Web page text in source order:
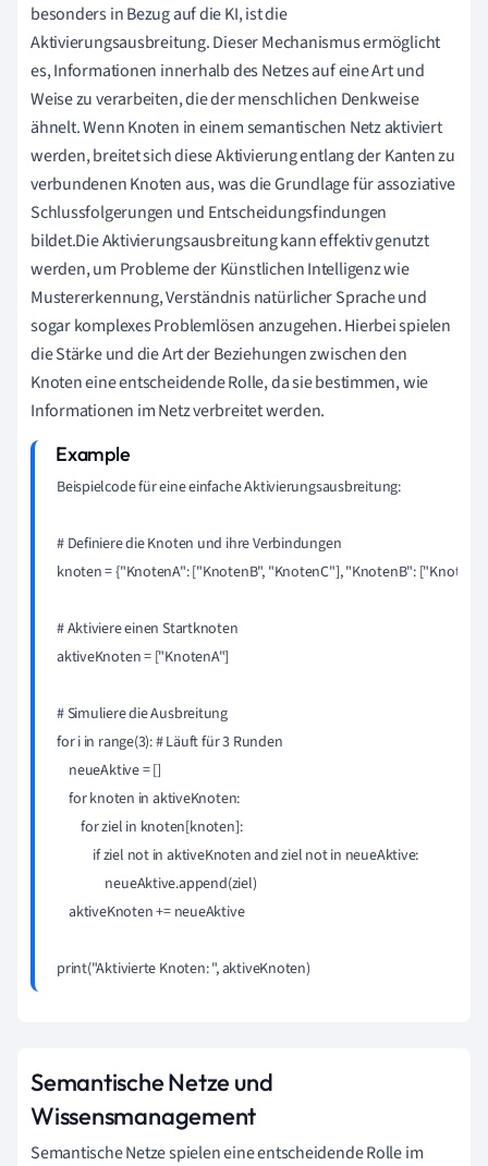
besonders in Bezug auf die KI, ist die
Aktivierungsausbreitung. Dieser Mechanismus ermöglicht
es, Informationen innerhalb des Netzes auf eine Art und
Weise zu verarbeiten, die der menschlichen Denkweise
ähnelt. Wenn Knoten in einem semantischen Netz aktiviert
werden, breitet sich diese Aktivierung entlang der Kanten zu
verbundenen Knoten aus, was die Grundlage für assoziative
Schlussfolgerungen und Entscheidungsfindungen
bildet.Die Aktivierungsausbreitung kann effektiv genutzt
werden, um Probleme der Künstlichen Intelligenz wie
Mustererkennung, Verständnis natürlicher Sprache und
sogar komplexes Problemlösen anzugehen. Hierbei spielen
die Stärke und die Art der Beziehungen zwischen den
Knoten eine entscheidende Rolle, da sie bestimmen, wie
Informationen im Netz verbreitet werden.
Beispielcode für eine einfache Aktivierungsausbreitung:
# Definiere die Knoten und ihre Verbindungen
knoten = {"KnotenA": ["KnotenB", "KnotenC"], "KnotenB":
# Aktiviere einen Startknoten
aktiveKnoten = ["KnotenA"]
# Simuliere die Ausbreitung
for i in range(3): # Läuft für 3 Runden
    neueAktive = []
    for knoten in aktiveKnoten:
        for ziel in knoten[knoten]:
            if ziel not in aktiveKnoten and ziel not in neueAktive:
                neueAktive.append(ziel)
    aktiveKnoten += neueAktive
print("Aktivierte Knoten: ", aktiveKnoten)
Semantische Netze und
Wissensmanagement
Semantische Netze spielen eine entscheidende Rolle im